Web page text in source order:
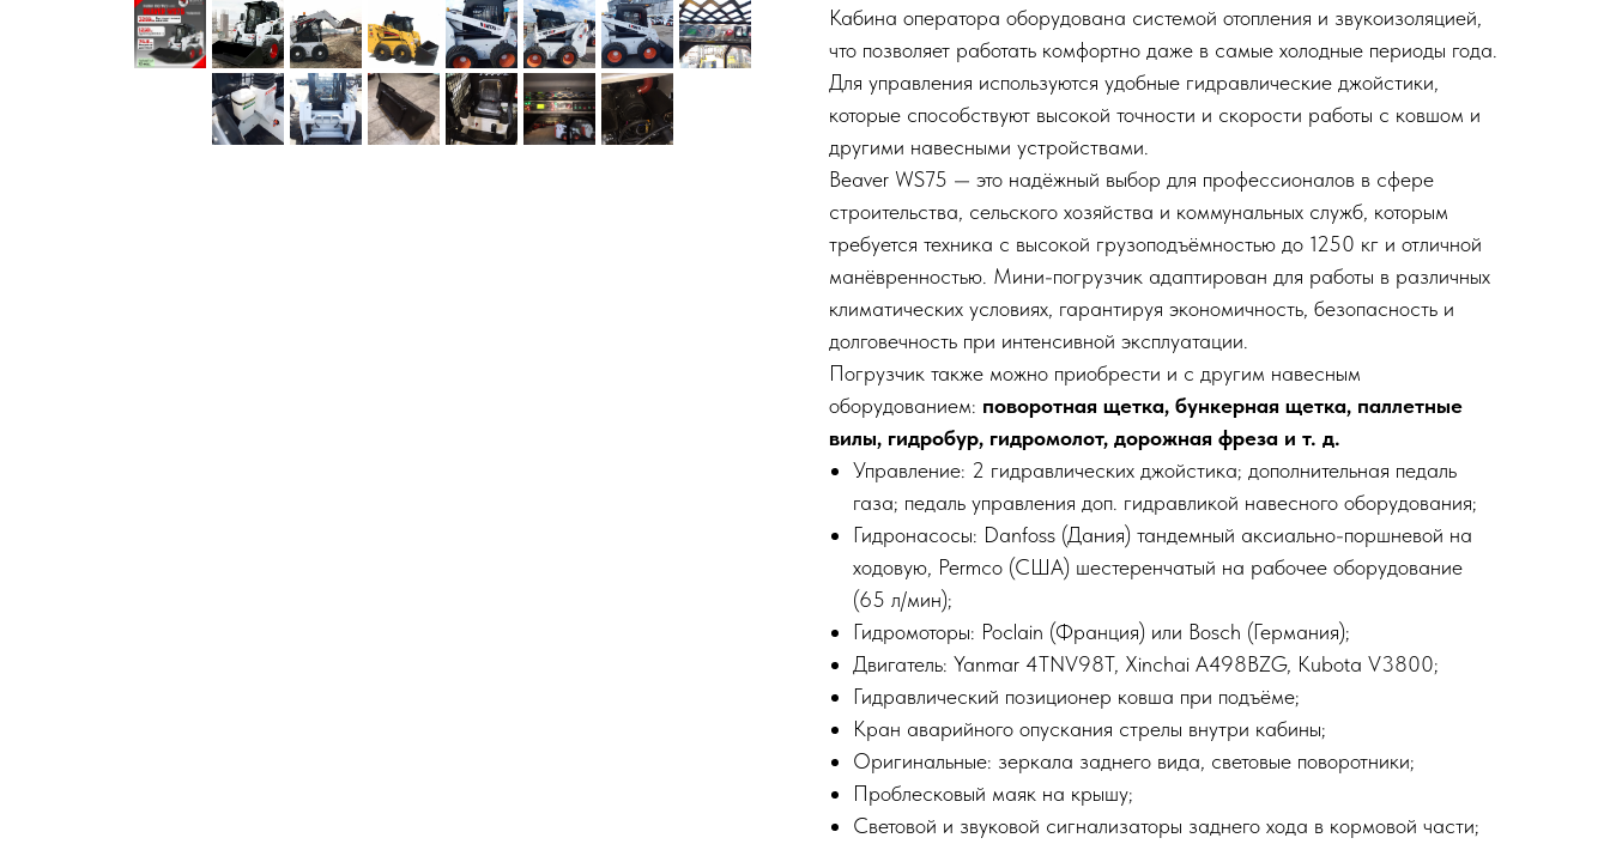
Кабина оператора оборудована системой отопления и звукоизоляцией,
что позволяет работать комфортно даже в самые холодные периоды года.
Для управления используются удобные гидравлические джойстики,
которые способствуют высокой точности и скорости работы с ковшом и
другими навесными устройствами.
Beaver WS75 — это надёжный выбор для профессионалов в сфере
строительства, сельского хозяйства и коммунальных служб, которым
требуется техника с высокой грузоподъёмностью до 1250 кг и отличной
манёвренностью. Мини-погрузчик адаптирован для работы в различных
климатических условиях, гарантируя экономичность, безопасность и
долговечность при интенсивной эксплуатации.
Пoгрузчик также можно приобрести и с другим навесным
оборудованием: поворотная щетка, бункерная щетка, паллетные
вилы, гидробур, гидромолот, дорожная фреза и т. д.
Управление: 2 гидравлических джойстика; дополнительная педаль
газа; педаль управления доп. гидравликой навесного оборудования;
Гидронасосы: Danfoss (Дания) тандемный аксиально-поршневой на
ходовую, Permco (CША) шестеренчатый на рабочее оборудование
(65 л/мин);
Гидромоторы: Poclain (Франция) или Bosch (Германия);
Двигатель: Yanmar 4TNV98T, Xinchai A498BZG, Kubota V3800;
Гидравлический позиционер ковша при подъёме;
Кран аварийного опускания стрелы внутри кабины;
Оригинальные: зеркала заднего вида, световые поворотники;
Проблесковый маяк на крышу;
Световой и звуковой сигнализаторы заднего хода в кормовой части;